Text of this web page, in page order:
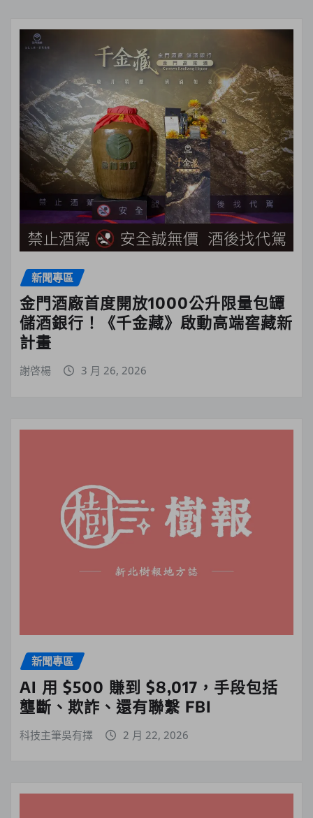
新聞專區
金門酒廠首度開放1000公升限量包罈
儲酒銀行！《千金藏》啟動高端窖藏新
計畫
謝啓楊 3 月 26, 2026
新聞專區
AI 用 $500 賺到 $8,017，手段包括
壟斷、欺詐、還有聯繫 FBI
科技主筆吳有擇 2 月 22, 2026